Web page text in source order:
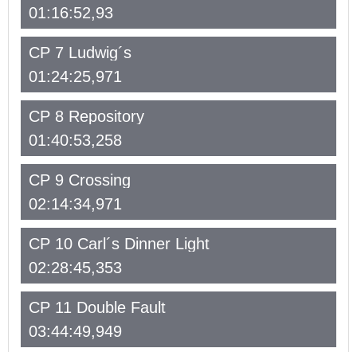
01:16:52,93
CP 7 Ludwig´s
01:24:25,971
CP 8 Repository
01:40:53,258
CP 9 Crossing
02:14:34,971
CP 10 Carl´s Dinner Light
02:28:45,353
CP 11 Double Fault
03:44:49,949